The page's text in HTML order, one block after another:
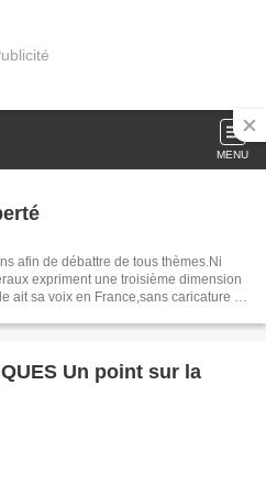
MENU
afin de débattre de tous thèmes.Ni
expriment une troisième dimension
ait sa voix en France,sans caricature ni
Un point sur la